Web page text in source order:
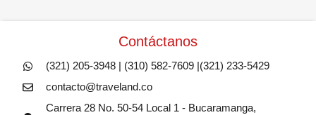
Contáctanos
(321) 205-3948 | (310) 582-7609 |(321) 233-5429
contacto@traveland.co
Carrera 28 No. 50-54 Local 1 - Bucaramanga,